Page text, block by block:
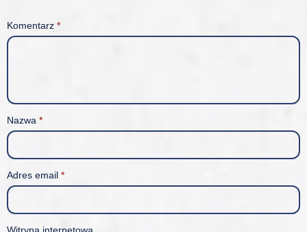
Komentarz *
Nazwa *
Adres email *